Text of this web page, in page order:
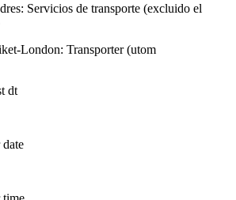
Servicios de transporte (excluido el
London: Transporter (utom
dt